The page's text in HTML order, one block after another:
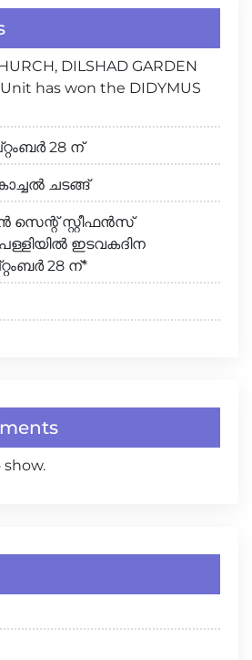
DILSHAD GARDEN
has won the DIDYMUS
28 ന്
ചടങ്ങ്
സെന്റ് സ്റ്റീഫൻസ്
ഇടവകദിന
28 ന്*